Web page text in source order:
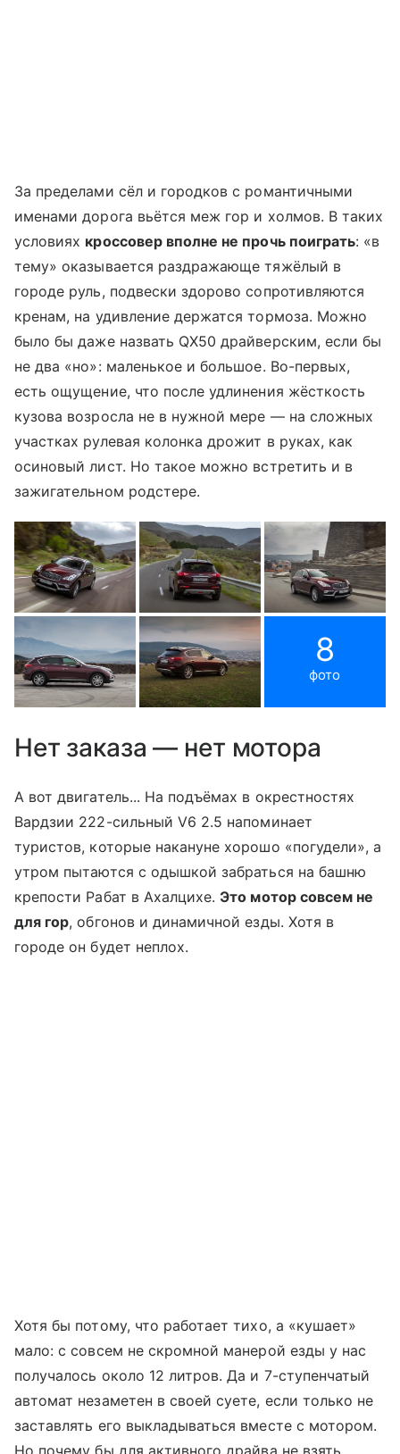
За пределами сёл и городков с романтичными
именами дорога вьётся меж гор и холмов. В таких
условиях кроссовер вполне не прочь поиграть: «в
тему» оказывается раздражающе тяжёлый в
городе руль, подвески здорово сопротивляются
кренам, на удивление держатся тормоза. Можно
было бы даже назвать QX50 драйверским, если бы
не два «но»: маленькое и большое. Во-первых,
есть ощущение, что после удлинения жёсткость
кузова возросла не в нужной мере — на сложных
участках рулевая колонка дрожит в руках, как
осиновый лист. Но такое можно встретить и в
зажигательном родстере.
8
фото
Нет заказа — нет мотора
А вот двигатель... На подъёмах в окрестностях
Вардзии 222-сильный V6 2.5 напоминает
туристов, которые накануне хорошо «погудели», а
утром пытаются с одышкой забраться на башню
крепости Рабат в Ахалцихе. Это мотор совсем не
для гор, обгонов и динамичной езды. Хотя в
городе он будет неплох.
Хотя бы потому, что работает тихо, а «кушает»
мало: с совсем не скромной манерой езды у нас
получалось около 12 литров. Да и 7-ступенчатый
автомат незаметен в своей суете, если только не
заставлять его выкладываться вместе с мотором.
Но почему бы для активного драйва не взять